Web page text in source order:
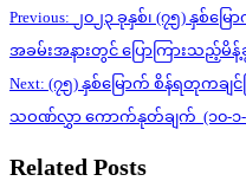
Post
navigation
Previous:
၂၀၂၃ ခုနှစ်၊ (၇၅) နှစ်
အခမ်းအနားတွင် ပြောကြားသည့်မိ
Next: (၇၅) နှစ်မြောက် စိန်ရတုကခ
သဝဏ်လွှာ ကောက်နုတ်ချက် (၁၀-၁-
Related Posts